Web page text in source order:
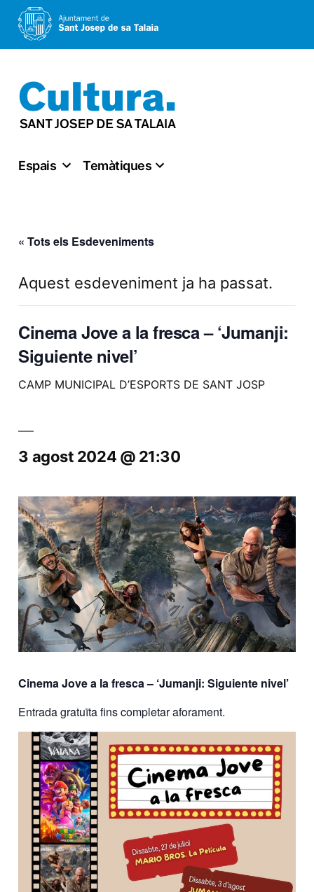
al
contingut
Espais Temàtiques
« Tots els Esdeveniments
Aquest esdeveniment ja ha passat.
Cinema Jove a la fresca – ‘Jumanji:
Siguiente nivel’
CAMP MUNICIPAL D’ESPORTS DE SANT JOSP
3 agost 2024 @ 21:30
Cinema Jove a la fresca – ‘Jumanji: Siguiente nivel’
Entrada gratuïta fins completar aforament.